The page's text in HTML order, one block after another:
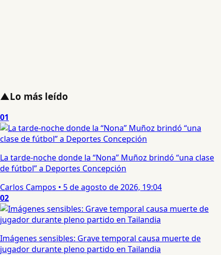
▲Lo más leído
01
La tarde-noche donde la “Nona” Muñoz brindó “una clase
de fútbol” a Deportes Concepción
Carlos Campos • 5 de agosto de 2026, 19:04
02
Imágenes sensibles: Grave temporal causa muerte de
jugador durante pleno partido en Tailandia